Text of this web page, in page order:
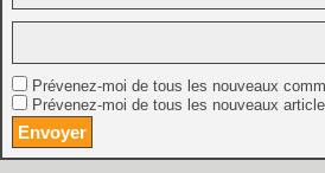
Prévenez-moi de tous les nouveaux
Prévenez-moi de tous les nouveaux